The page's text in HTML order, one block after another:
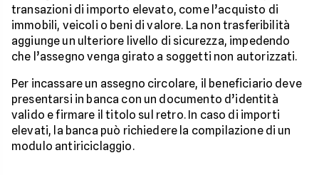
transazioni di importo elevato, come l’acquisto di
immobili, veicoli o beni di valore. La non trasferibilità
aggiunge un ulteriore livello di sicurezza, impedendo
che l’assegno venga girato a soggetti non autorizzati.
Per incassare un assegno circolare, il beneficiario deve
presentarsi in banca con un documento d’identità
valido e firmare il titolo sul retro. In caso di importi
elevati, la banca può richiedere la compilazione di un
modulo antiriciclaggio.